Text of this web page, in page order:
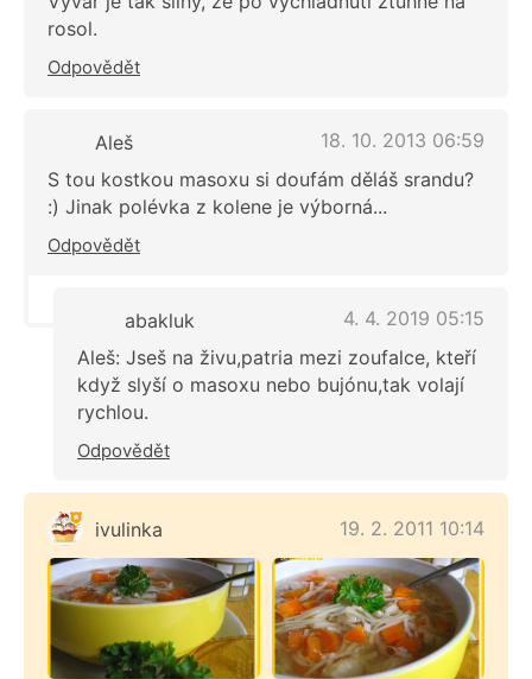
rosol.
Odpovědět
Aleš
18. 10. 2013 06:59
S tou kostkou masoxu si doufám děláš srandu?
:) Jinak polévka z kolene je výborná...
Odpovědět
abakluk
4. 4. 2019 05:15
Aleš: Jseš na živu,patria mezi zoufalce, kteří
když slyší o masoxu nebo bujónu,tak volají
rychlou.
Odpovědět
ivulinka 19. 2. 2011 10:14